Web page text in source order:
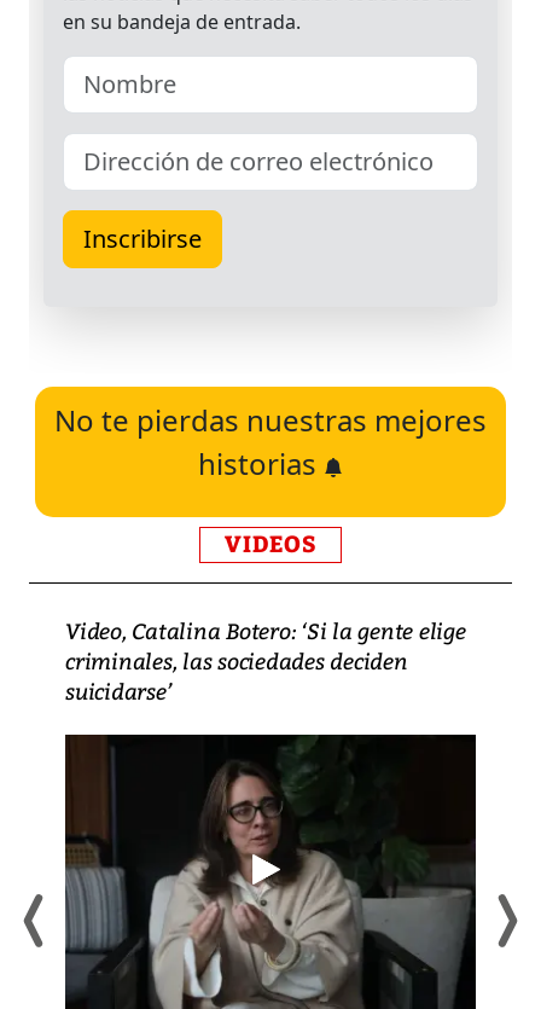
No te pierdas nuestras mejores
historias
VIDEOS
Video, Catalina Botero: ‘Si la gente elige
criminales, las sociedades deciden
suicidarse’